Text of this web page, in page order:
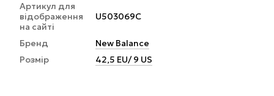
Артикул для
відображення
на сайті
U503069C
Бренд
New Balance
Розмір
42,5 EU/ 9 US